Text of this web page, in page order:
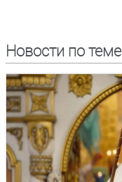
Новости по теме